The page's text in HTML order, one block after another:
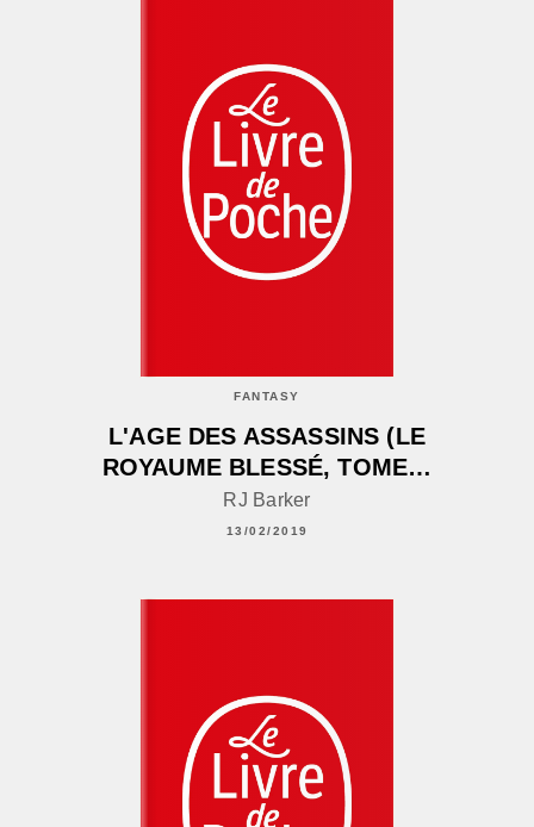
FANTASY
L'AGE DES ASSASSINS (LE
ROYAUME BLESSÉ, TOME…
RJ Barker
13/02/2019